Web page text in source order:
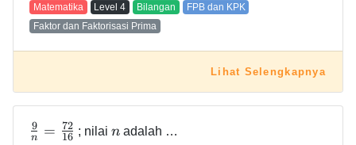
Matematika Level 4 Bilangan
FPB dan KPK
Faktor dan Faktorisasi Prima
Lihat Selengkapnya
n
9 = 16
72 ; nilai n adalah …